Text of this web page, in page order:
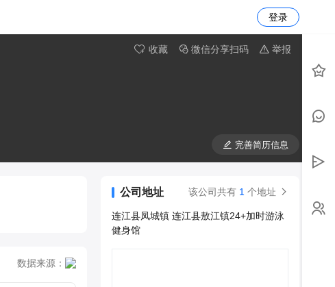
登录
收藏 微信分享扫码 举报
完善简历信息
数据来源：
公司地址 该公司共有 1 个地址
连江县凤城镇 连江县敖江镇24+加时游泳
健身馆